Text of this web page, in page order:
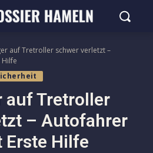
auf Tretroller schwer verletzt –
auf Tretroller
– Autofahrer
Hilfe